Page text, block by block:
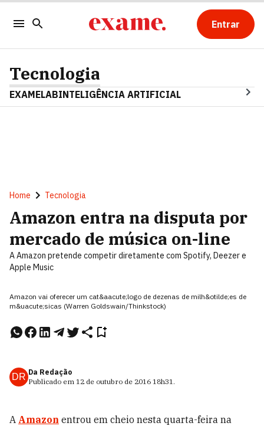
Entrar
Tecnologia
EXAMELABINTELIGÊNCIA ARTIFICIAL
Home Tecnologia
Amazon entra na disputa por
mercado de música on-line
A Amazon pretende competir diretamente com Spotify, Deezer e
Apple Music
Amazon vai oferecer um cat&aacute;logo de dezenas de milh&otilde;es de
m&uacute;sicas (Warren Goldswain/Thinkstock)
DR Da Redação
Publicado em 12 de outubro de 2016 18h31.
A Amazon entrou em cheio nesta quarta-feira na